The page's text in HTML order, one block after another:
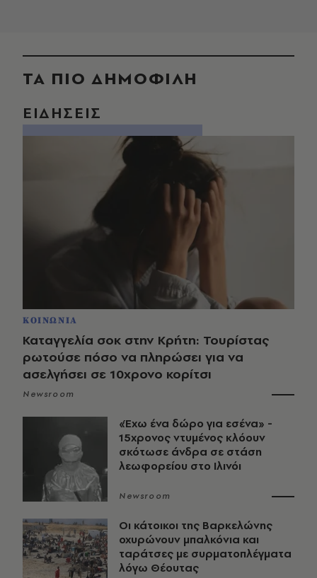
ΤΑ ΠΙΟ ΔΗΜΟΦΙΛΗ
ΕΙΔΗΣΕΙΣ
ΚΟΙΝΩΝΙΑ
Καταγγελία σοκ στην Κρήτη: Τουρίστας
ρωτούσε πόσο να πληρώσει για να
ασελγήσει σε 10χρονο κορίτσι
Newsroom
«Έχω ένα δώρο για εσένα» -
15χρονος ντυμένος κλόουν
σκότωσε άνδρα σε στάση
λεωφορείου στο Ιλινόι
Newsroom
Οι κάτοικοι της Βαρκελώνης
οχυρώνουν μπαλκόνια και
ταράτσες με συρματοπλέγματα
λόγω Θέουτας